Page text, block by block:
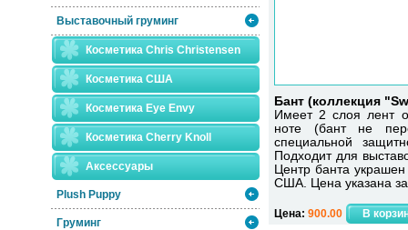
Выставочный груминг
Косметика Chris Christensen
Косметика США
Косметика Eye Envy
Косметика Сherry Knoll
Аксессуары
Plush Puppy
Груминг
Бант (коллекция
Имеет 2 слоя лент
ноте (бант не
специальной
Подходит для
Центр банта
США. Цена указана
Цена: 900.00